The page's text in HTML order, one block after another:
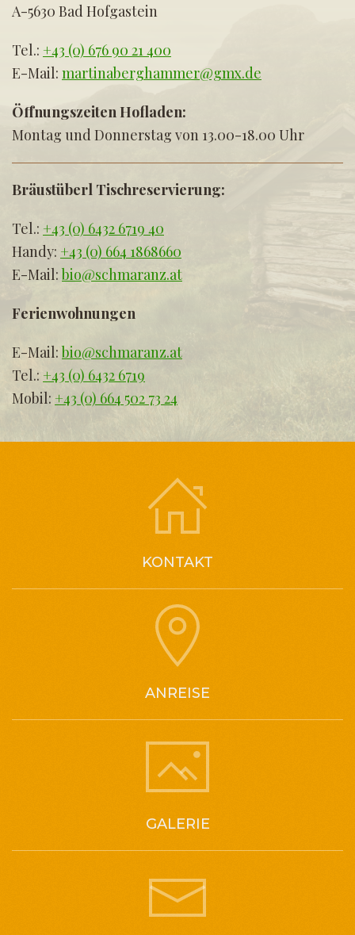
A-5630 Bad Hofgastein
Tel.: +43 (0) 676 90 21 400
E-Mail: martinaberghammer@gmx.de
Öffnungszeiten Hofladen:
Montag und Donnerstag von 13.00-18.00 Uhr
Bräustüberl Tischreservierung:
Tel.: +43 (0) 6432 6719 40
Handy: +43 (0) 664 1868660
E-Mail:bio@schmaranz.at
Ferienwohnungen
E-Mail:bio@schmaranz.at
Tel.: +43 (0) 6432 6719
Mobil: +43 (0) 664 502 73 24
KONTAKT
ANREISE
GALERIE